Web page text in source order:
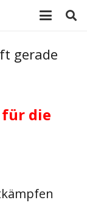
gerade
die